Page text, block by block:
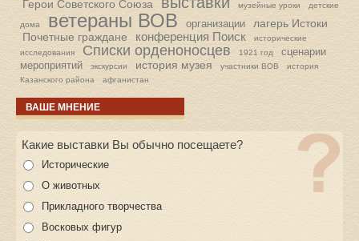
Герои Советского Союза музейные уроки детские
дома ветераны ВОВ организации
лагерь Истоки
Почетные граждане
конференция Поиск
исторические
исследования
Списки орденоносцев 1921 год
сценарии
мероприятий
экскурсии история музея участники ВОВ
история
Казанского района
афганистан
ВАШЕ МНЕНИЕ
Какие выставки Вы обычно посещаете?
Исторические
О животных
Прикладного творчества
Восковых фигур